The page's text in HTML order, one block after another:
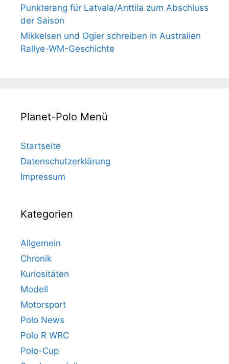
Punkterang für Latvala/Anttila zum Abschluss
der Saison
Mikkelsen und Ogier schreiben in Australien
Rallye-WM-Geschichte
Planet-Polo Menü
Startseite
Datenschutzerklärung
Impressum
Kategorien
Allgemein
Chronik
Kuriositäten
Modell
Motorsport
Polo News
Polo R WRC
Polo-Cup